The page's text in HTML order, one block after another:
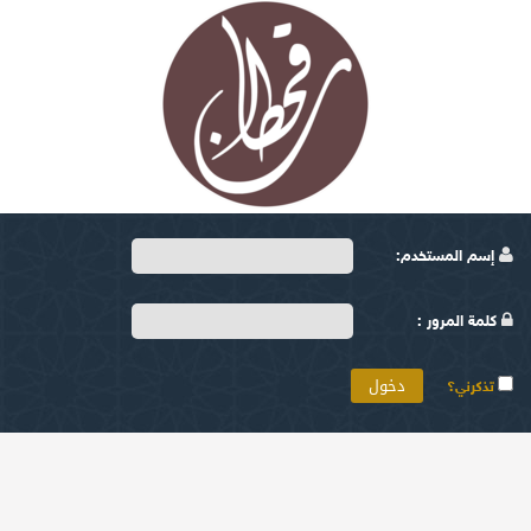
إسم المستخدم:
كلمة المرور :
تذكرني؟